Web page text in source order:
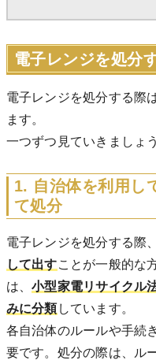
電子レンジを処分
電子レンジを処分する際
ます。
一つずつ見ていきましょう
1. 自治体を利用し
て処分
電子レンジを処分する際、
して出すことが一般的な
は、 小型家電リサイクル
みに分類しています。
各自治体のルールや手続
要です。処分の際は、ル